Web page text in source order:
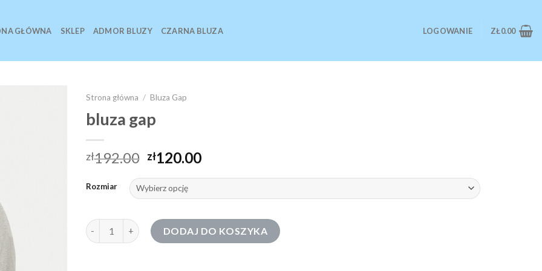
GŁÓWNA SKLEP ADMOR BLUZY CZARNA BLUZA LOGOWANIE ZŁ0.00
Strona główna / Bluza Gap
bluza gap
zł192.00 zł120.00
Rozmiar
ilość bluza gap DODAJ DO KOSZYKA